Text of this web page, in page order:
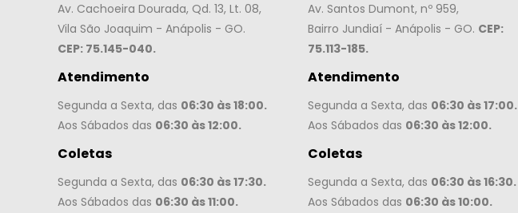
Av. Cachoeira Dourada, Qd. 13, Lt. 08,
Vila São Joaquim - Anápolis - GO.
CEP: 75.145-040.
Atendimento
Segunda a Sexta, das 06:30 às 18:00.
Aos Sábados das 06:30 às 12:00.
Coletas
Segunda a Sexta, das 06:30 às 17:30.
Aos Sábados das 06:30 às 11:00.
Av. Santos Dumont, nº 959,
Bairro Jundiaí - Anápolis - GO. CEP:
75.113-185.
Atendimento
Segunda a Sexta, das 06:30 às 17:00.
Aos Sábados das 06:30 às 12:00.
Coletas
Segunda a Sexta, das 06:30 às 16:30.
Aos Sábados das 06:30 às 10:00.